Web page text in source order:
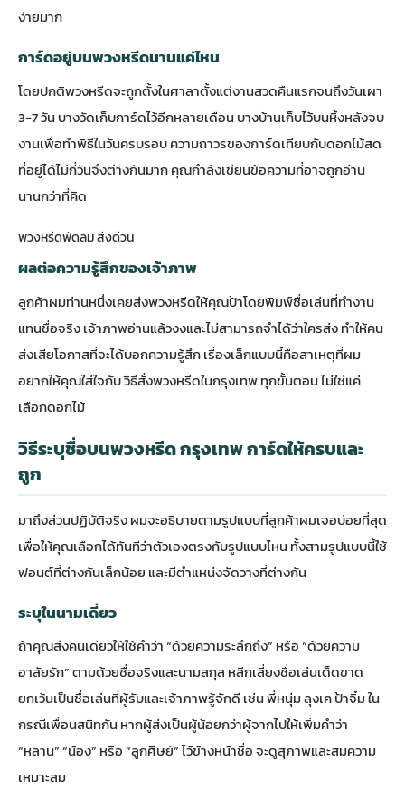
ง่ายมาก
การ์ดอยู่บนพวงหรีดนานแค่ไหน
โดยปกติพวงหรีดจะถูกตั้งในศาลาตั้งแต่งานสวดคืนแรกจนถึงวันเผา
3-7 วัน บางวัดเก็บการ์ดไว้อีกหลายเดือน บางบ้านเก็บไว้บนหิ้งหลังจบ
งานเพื่อทำพิธีในวันครบรอบ ความถาวรของการ์ดเทียบกับดอกไม้สด
ที่อยู่ได้ไม่กี่วันจึงต่างกันมาก คุณกำลังเขียนข้อความที่อาจถูกอ่าน
นานกว่าที่คิด
พวงหรีดพัดลม ส่งด่วน
ผลต่อความรู้สึกของเจ้าภาพ
ลูกค้าผมท่านหนึ่งเคยส่งพวงหรีดให้คุณป้าโดยพิมพ์ชื่อเล่นที่ทำงาน
แทนชื่อจริง เจ้าภาพอ่านแล้วงงและไม่สามารถจำได้ว่าใครส่ง ทำให้คน
ส่งเสียโอกาสที่จะได้บอกความรู้สึก เรื่องเล็กแบบนี้คือสาเหตุที่ผม
อยากให้คุณใส่ใจกับวิธีสั่งพวงหรีดในกรุงเทพทุกขั้นตอน ไม่ใช่แค่
เลือกดอกไม้
วิธีระบุชื่อบนพวงหรีด กรุงเทพ การ์ดให้ครบและ
ถูก
มาถึงส่วนปฏิบัติจริง ผมจะอธิบายตามรูปแบบที่ลูกค้าผมเจอบ่อยที่สุด
เพื่อให้คุณเลือกได้ทันทีว่าตัวเองตรงกับรูปแบบไหน ทั้งสามรูปแบบนี้ใช้
ฟอนต์ที่ต่างกันเล็กน้อย และมีตำแหน่งจัดวางที่ต่างกัน
ระบุในนามเดี่ยว
ถ้าคุณส่งคนเดียวให้ใช้คำว่า “ด้วยความระลึกถึง” หรือ “ด้วยความ
อาลัยรัก” ตามด้วยชื่อจริงและนามสกุล หลีกเลี่ยงชื่อเล่นเด็ดขาด
ยกเว้นเป็นชื่อเล่นที่ผู้รับและเจ้าภาพรู้จักดี เช่น พี่หนุ่ม ลุงเค ป้าจิ๋ม ใน
กรณีเพื่อนสนิทกัน หากผู้ส่งเป็นผู้น้อยกว่าผู้จากไปให้เพิ่มคำว่า
“หลาน” “น้อง” หรือ “ลูกศิษย์” ไว้ข้างหน้าชื่อ จะดูสุภาพและสมความ
เหมาะสม